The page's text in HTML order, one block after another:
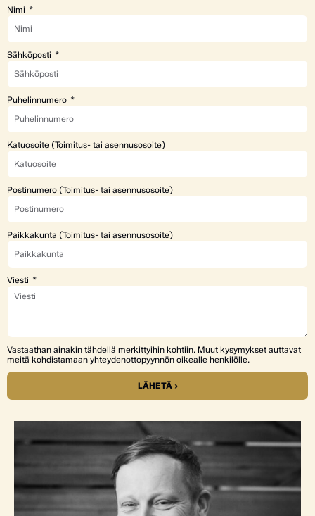
Nimi
Sähköposti
Puhelinnumero
Katuosoite (Toimitus- tai asennusosoite)
Postinumero (Toimitus- tai asennusosoite)
Paikkakunta (Toimitus- tai asennusosoite)
Viesti
Vastaathan ainakin tähdellä merkittyihin kohtiin. Muut kysymykset auttavat
meitä kohdistamaan yhteydenottopyynnön oikealle henkilölle.
LÄHETÄ ›